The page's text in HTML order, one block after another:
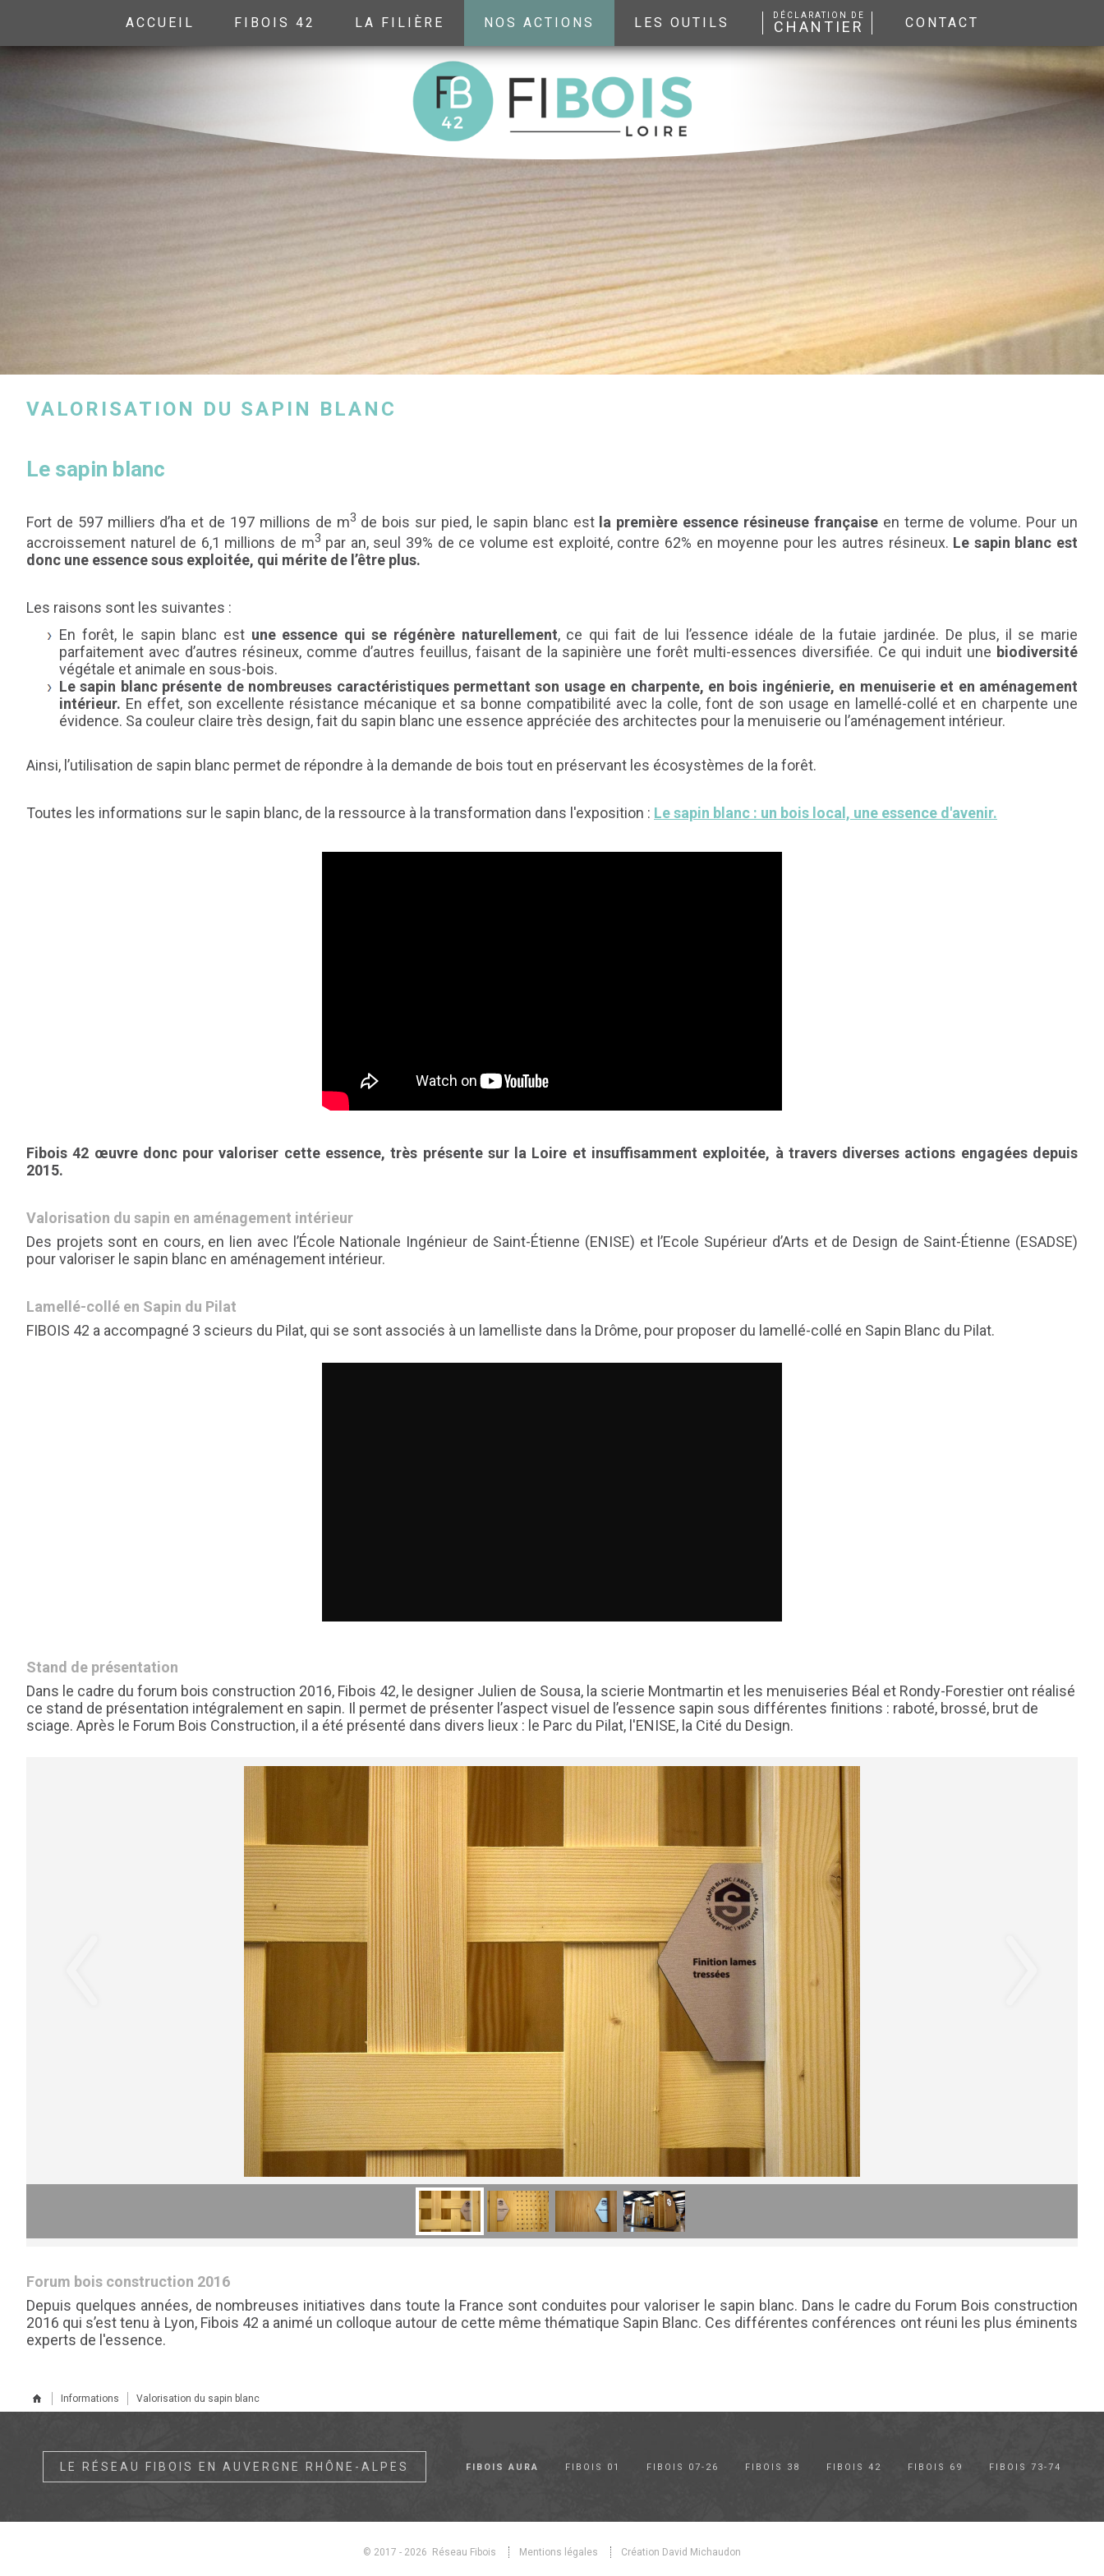
ACCUEIL FIBOIS 42 LA FILIÈRE NOS ACTIONS LES OUTILS DÉCLARATION DE
CHANTIER CONTACT
VALORISATION DU SAPIN BLANC
Le sapin blanc
Fort de 597 milliers d’ha et de 197 millions de m3 de bois sur pied, le sapin blanc est la première essence résineuse française en terme de volume. Pour un
accroissement naturel de 6,1 millions de m3 par an, seul 39% de ce volume est exploité, contre 62% en moyenne pour les autres résineux. Le sapin blanc est
donc une essence sous exploitée, qui mérite de l’être plus.
Les raisons sont les suivantes :
En forêt, le sapin blanc est une essence qui se régénère naturellement, ce qui fait de lui l’essence idéale de la futaie jardinée. De plus, il se marie
parfaitement avec d’autres résineux, comme d’autres feuillus, faisant de la sapinière une forêt multi-essences diversifiée. Ce qui induit une biodiversité
végétale et animale en sous-bois.
Le sapin blanc présente de nombreuses caractéristiques permettant son usage en charpente, en bois ingénierie, en menuiserie et en aménagement
intérieur. En effet, son excellente résistance mécanique et sa bonne compatibilité avec la colle, font de son usage en lamellé-collé et en charpente une
évidence. Sa couleur claire très design, fait du sapin blanc une essence appréciée des architectes pour la menuiserie ou l’aménagement intérieur.
Ainsi, l’utilisation de sapin blanc permet de répondre à la demande de bois tout en préservant les écosystèmes de la forêt.
Toutes les informations sur le sapin blanc, de la ressource à la transformation dans l'exposition : Le sapin blanc : un bois local, une essence d'avenir.
Fibois 42 œuvre donc pour valoriser cette essence, très présente sur la Loire et insuffisamment exploitée, à travers diverses actions engagées depuis
2015.
Valorisation du sapin en aménagement intérieur
Des projets sont en cours, en lien avec l’École Nationale Ingénieur de Saint-Étienne (ENISE) et l’Ecole Supérieur d’Arts et de Design de Saint-Étienne (ESADSE)
pour valoriser le sapin blanc en aménagement intérieur.
Lamellé-collé en Sapin du Pilat
FIBOIS 42 a accompagné 3 scieurs du Pilat, qui se sont associés à un lamelliste dans la Drôme, pour proposer du lamellé-collé en Sapin Blanc du Pilat.
Stand de présentation
Dans le cadre du forum bois construction 2016, Fibois 42, le designer Julien de Sousa, la scierie Montmartin et les menuiseries Béal et Rondy-Forestier ont réalisé
ce stand de présentation intégralement en sapin. Il permet de présenter l’aspect visuel de l’essence sapin sous différentes finitions : raboté, brossé, brut de
sciage. Après le Forum Bois Construction, il a été présenté dans divers lieux : le Parc du Pilat, l'ENISE, la Cité du Design.
Forum bois construction 2016
Depuis quelques années, de nombreuses initiatives dans toute la France sont conduites pour valoriser le sapin blanc. Dans le cadre du Forum Bois construction
2016 qui s’est tenu à Lyon, Fibois 42 a animé un colloque autour de cette même thématique Sapin Blanc. Ces différentes conférences ont réuni les plus éminents
experts de l'essence.
Informations Valorisation du sapin blanc
LE RÉSEAU FIBOIS EN AUVERGNE RHÔNE-ALPES FIBOIS AURA FIBOIS 01 FIBOIS 07-26 FIBOIS 38 FIBOIS 42 FIBOIS 69 FIBOIS 73-74
© 2017 - 2026 Réseau Fibois Mentions légales Création David Michaudon